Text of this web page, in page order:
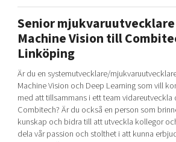
Visual technologies
Shaping cities and regions
Bright East
East Sweden Tech Women
Reversed mentorship
Upscaling
Talent & skills
Startup & industry collaboration
Offers to boost your business
Funding opportunities
Our story, mission & vision
Our community of companies
Projects
Publications
Project toolbox
Our clusters
40 years anniversary
Today's lunch in Mjärdevi
Senior
Machine Vision till
Linköping
Är du en systemutvecklare/
Machine Vision och Deep Learning som vill
med att tillsammans i ett team
Combitech? Är du också en person som
kunskap och bidra till att utveckla kollegor
dela vår passion och stolthet i att kunna